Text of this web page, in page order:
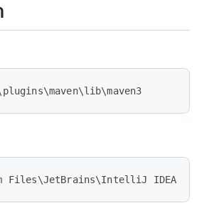
Files\JetBrains\IntelliJ IDEA